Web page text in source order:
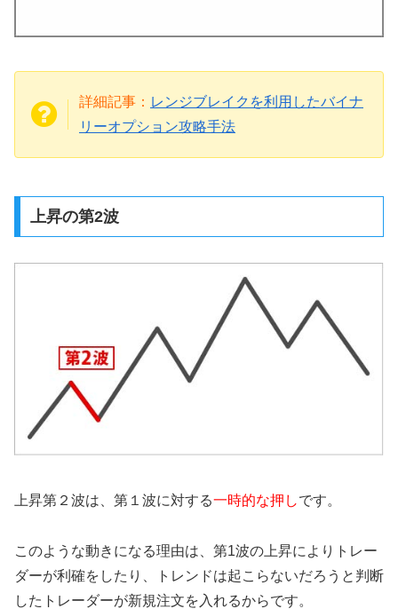
詳細記事： レンジブレイクを利用したバイナ
リーオプション攻略手法
上昇の第2波
上昇第２波は、第１波に対する一時的な押しです。
このような動きになる理由は、第1波の上昇によりトレー
ダーが利確をしたり、トレンドは起こらないだろうと判断
したトレーダーが新規注文を入れるからです。